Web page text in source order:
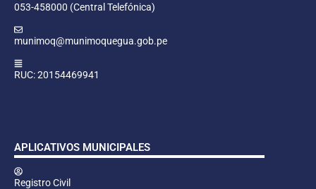
053-458000 (Central Telefónica)
munimoq@munimoquegua.gob.pe
RUC: 20154469941
APLICATIVOS MUNICIPALES
Registro Civil